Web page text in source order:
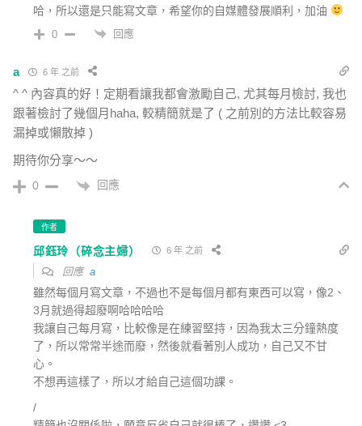
哈，所以還是只能寫文章，希望你的自媒體發展順利，加油
0 回應
a 6 年 之前
^ ^ 內容真的好！定期看讓我都會激勵自己, 尤其每月檢討, 我也
跟著檢討了幾個月haha, 較精簡就是了 ( 之前別的方法比較容易
漏掉或懶散掉 )
期待你分享～～
0 回應
作者
邱鈺玲（碎念主婦） 6 年 之前
回應 a
雖然每個月寫文章，不過也不是每個月都有東西可以寫，像2、
3月就過得超廢啊哈哈哈哈
我讓自己每月寫，比較像是在練習堅持，因為我太三分鐘熱度
了，所以常常半途而廢，然後就看著別人成功，自己又不甘
心。
不想再這樣了，所以才給自己這個功課。
/